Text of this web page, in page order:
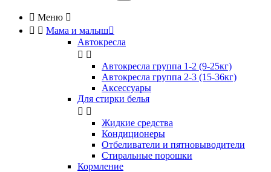
 Меню 
  Мама и малыш
Автокресла
 
Автокресла группа 1-2 (9-25кг)
Автокресла группа 2-3 (15-36кг)
Аксессуары
Для стирки белья
 
Жидкие средства
Кондиционеры
Отбеливатели и пятновыводители
Стиральные порошки
Кормление